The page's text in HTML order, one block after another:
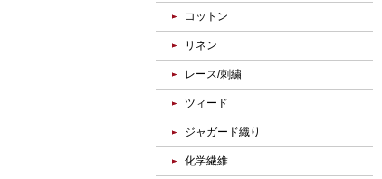
コットン
リネン
レース/刺繍
ツィード
ジャガード織り
化学繊維